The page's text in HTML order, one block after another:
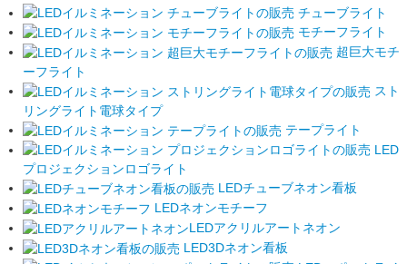
チューブライト
モチーフライト
超巨大モチ
ーフライト
スト
リングライト電球タイプ
テープライト
LED
プロジェクションロゴライト
LEDチューブネオン看板
LEDネオンモチーフ
LEDアクリルアートネオン
LED3Dネオン看板